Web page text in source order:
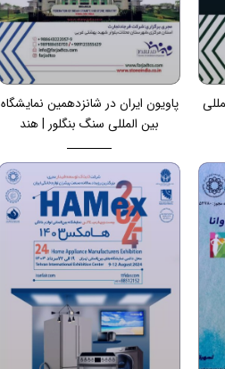
پاویون ایران در شانزدهمین نمایشگاه
بین المللی سنگ بنگلور | هند